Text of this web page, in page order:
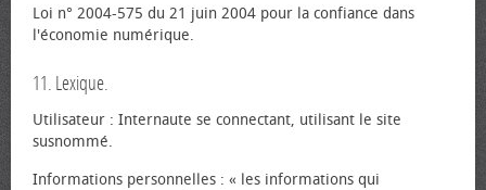
Loi n° 2004-575 du 21 juin 2004 pour la confiance dans
l'économie numérique.
11. Lexique.
Utilisateur : Internaute se connectant, utilisant le site
susnommé.
Informations personnelles : « les informations qui